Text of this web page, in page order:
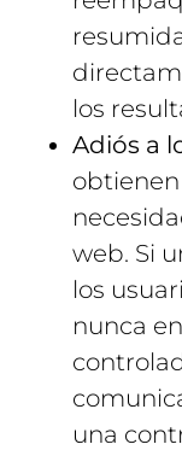
los
Adiós a
web. Si
los
nunca
una